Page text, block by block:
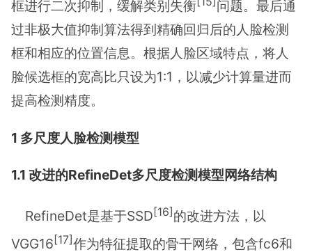
框进行二次抑制，缓解类别失衡
问题。最后通
过非极大值抑制算法得到精确回归后的人脸检测
框和相应的位置信息。根据人脸区域特点，将人
脸候选框的宽高比只设为1:1，以减少计算量进而
提高检测精度。
1 多尺度人脸检测模型
1.1 改进的RefineDet多尺度检测模型网络结构
RefineDet是基于SSD [16] 的改进方法，以
VGG16 [17]作为特征提取的骨干网络，包含fc6和